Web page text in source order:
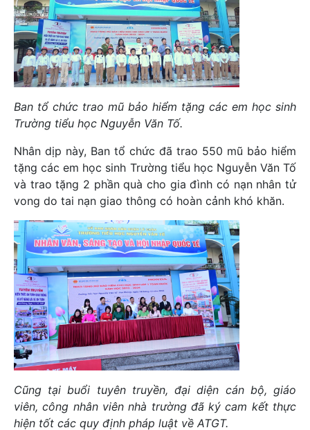
Ban tổ chức trao mũ bảo hiểm tặng các em học sinh
Trường tiểu học Nguyễn Văn Tố.
Nhân dịp này, Ban tổ chức đã trao 550 mũ bảo hiểm
tặng các em học sinh Trường tiểu học Nguyễn Văn Tố
và trao tặng 2 phần quà cho gia đình có nạn nhân tử
vong do tai nạn giao thông có hoàn cảnh khó khăn.
Cũng tại buổi tuyên truyền, đại diện cán bộ, giáo
viên, công nhân viên nhà trường đã ký cam kết thực
hiện tốt các quy định pháp luật về ATGT.